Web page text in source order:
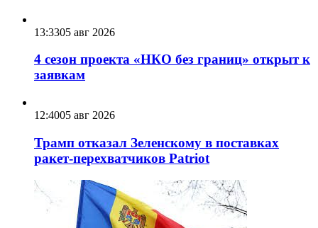
13:3305 авг 2026
4 сезон проекта «НКО без границ» открыт к
заявкам
12:4005 авг 2026
Трамп отказал Зеленскому в поставках
ракет-перехватчиков Patriot